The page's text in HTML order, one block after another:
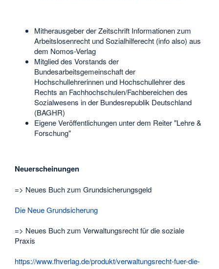
Mitherausgeber der Zeitschrift Informationen zum
Arbeitslosenrecht und Sozialhilferecht (info also) aus
dem Nomos-Verlag
Mitglied des Vorstands der
Bundesarbeitsgemeinschaft der
Hochschullehrerinnen und Hochschullehrer des
Rechts an Fachhochschulen/Fachbereichen des
Sozialwesens in der Bundesrepublik Deutschland
(BAGHR)
Eigene Veröffentlichungen unter dem Reiter "Lehre &
Forschung"
Neuerscheinungen
=> Neues Buch zum Grundsicherungsgeld
Die Neue Grundsicherung
=> Neues Buch zum Verwaltungsrecht für die soziale
Praxis
https://www.fhverlag.de/produkt/verwaltungsrecht-fuer-die-